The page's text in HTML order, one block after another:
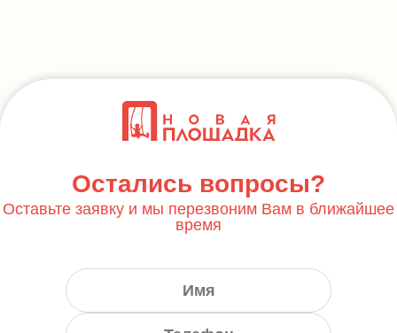
Остались вопросы?
Оставьте заявку и мы перезвоним Вам в ближайшее
время